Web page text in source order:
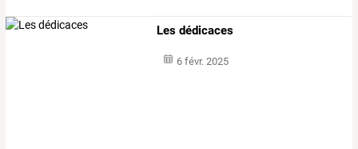
Les dédicaces
6 févr. 2025